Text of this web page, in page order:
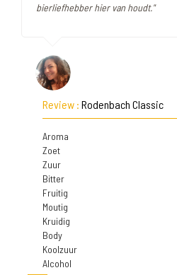
bierliefhebber hier van houdt."
Review : Rodenbach Classic
Aroma
Zoet
Zuur
Bitter
Fruitig
Moutig
Kruidig
Body
Koolzuur
Alcohol